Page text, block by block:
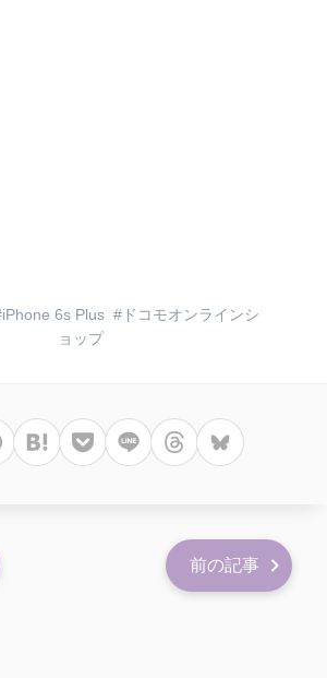
iPhone 6s Plus
ドコモオンラインシ
ョップ
前の記事